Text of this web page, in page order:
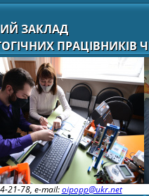
ЗАКЛАД
ПРАЦІВНИКІВ
21-78, e-mail:oipopp@ukr.net